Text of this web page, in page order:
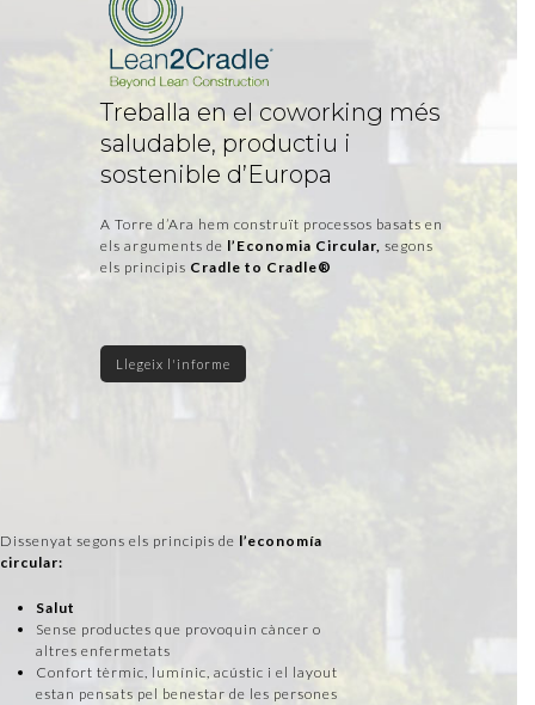
Treballa en el coworking més
saludable, productiu i
sostenible d’Europa
A Torre d’Ara hem construït processos basats en
els arguments de l’Economia Circular, segons
els principis Cradle to Cradle®
Llegeix l'informe
Dissenyat segons els principis de l’economía
circular:
Salut
Sense productes que provoquin càncer o
altres enfermetats
Confort tèrmic, lumínic, acústic i el layout
estan pensats pel benestar de les persones